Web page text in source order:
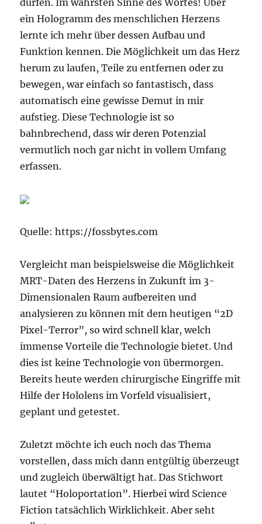
ein Hologramm des menschlichen Herzens
lernte ich mehr über dessen Aufbau und
Funktion kennen. Die Möglichkeit um das Herz
herum zu laufen, Teile zu entfernen oder zu
bewegen, war einfach so fantastisch, dass
automatisch eine gewisse Demut in mir
aufstieg. Diese Technologie ist so
bahnbrechend, dass wir deren Potenzial
vermutlich noch gar nicht in vollem Umfang
erfassen.
Quelle: https://fossbytes.com
Vergleicht man beispielsweise die Möglichkeit
MRT-Daten des Herzens in Zukunft im 3-
Dimensionalen Raum aufbereiten und
analysieren zu können mit dem heutigen “2D
Pixel-Terror”, so wird schnell klar, welch
immense Vorteile die Technologie bietet. Und
dies ist keine Technologie von übermorgen.
Bereits heute werden chirurgische Eingriffe mit
Hilfe der Hololens im Vorfeld visualisiert,
geplant und getestet.
Zuletzt möchte ich euch noch das Thema
vorstellen, dass mich dann entgültig überzeugt
und zugleich überwältigt hat. Das Stichwort
lautet “Holoportation”. Hierbei wird Science
Fiction tatsächlich Wirklichkeit. Aber seht